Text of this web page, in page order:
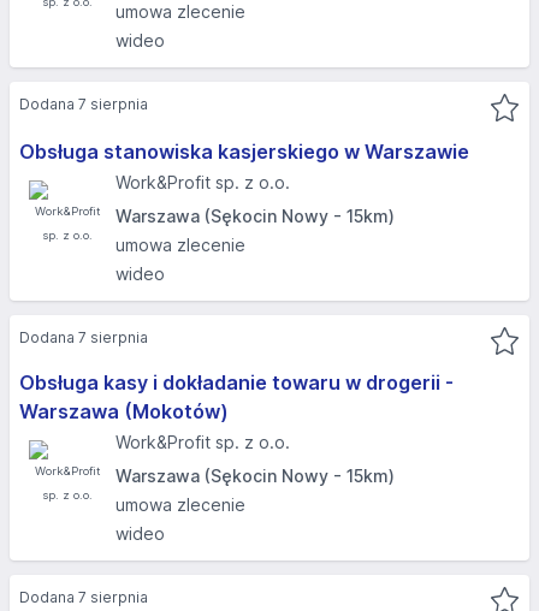
umowa zlecenie
wideo
Obsługa stanowiska kasjerskiego w Warszawie
Work&Profit sp. z o.o.
Warszawa (Sękocin Nowy - 15km)
umowa zlecenie
wideo
Dodana 7 sierpnia
Obsługa kasy i dokładanie towaru w drogerii -
Warszawa (Mokotów)
Work&Profit sp. z o.o.
Warszawa (Sękocin Nowy - 15km)
umowa zlecenie
wideo
Dodana 7 sierpnia
Dodana 7 sierpnia